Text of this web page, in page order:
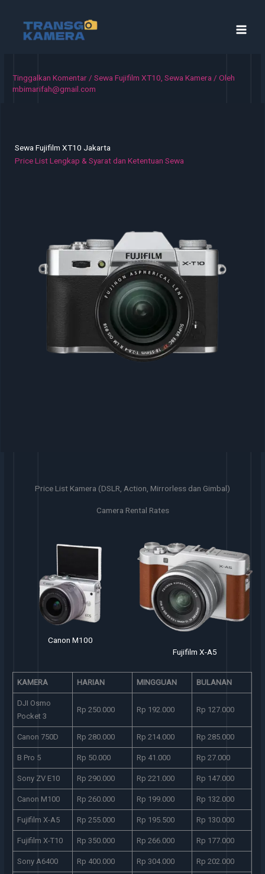
Tinggalkan Komentar /Sewa Fujifilm XT10 ,Sewa Kamera / Oleh
mbimarifah@gmail.com
Sewa Fujifilm XT10 Jakarta
Price List Lengkap & Syarat dan Ketentuan Sewa
Price List Kamera (DSLR, Action, Mirrorless dan Gimbal)
Camera Rental Rates
KAMERA HARIAN MINGGUAN BULANAN
DJI Osmo
Pocket 3
Rp 250.000 Rp 192.000 Rp 127.000
Canon 750D Rp 280.000 Rp 214.000 Rp 285.000
B Pro 5 Rp 50.000 Rp 41.000 Rp 27.000
Sony ZV E10 Rp 290.000 Rp 221.000 Rp 147.000
Canon M100 Rp 260.000 Rp 199.000 Rp 132.000
Fujifilm X-A5 Rp 255.000 Rp 195.500 Rp 130.000
Fujifilm X-T10 Rp 350.000 Rp 266.000 Rp 177.000
Sony A6400 Rp 400.000 Rp 304.000 Rp 202.000